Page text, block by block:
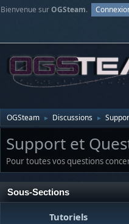
Bienvenue surOGSteam.
OGSteam ► Discussions ►
Support et
Pour toutes vos questions
Sous-Sections
Tutoriels